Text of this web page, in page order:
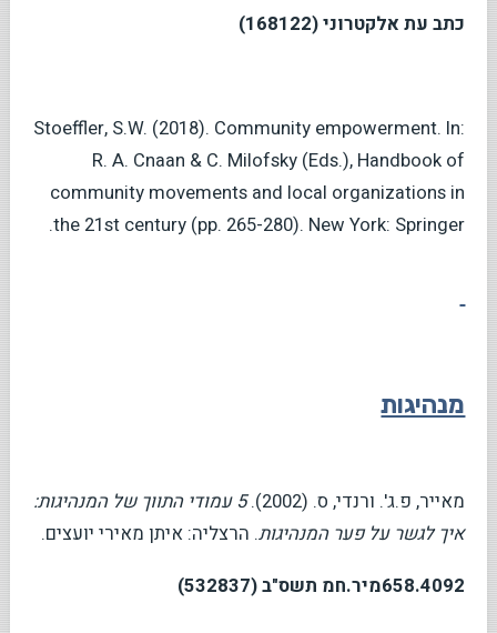
כתב עת אלקטרוני (168122)
Stoeffler, S.W. (2018). Community empowerment. In:
R. A. Cnaan & C. Milofsky (Eds.), Handbook of
community movements and local organizations in
the 21st century (pp. 265-280). New York: Springer.
מנהיגות
מאייר, פ.ג'. ורנדי, ס. (2002).
5 עמודי התווך של המנהיגות:
איך לגשר על פער המנהיגות. הרצליה: איתן מאירי יועצים.
658.4092מיר.חמ תשס"ב (532837)